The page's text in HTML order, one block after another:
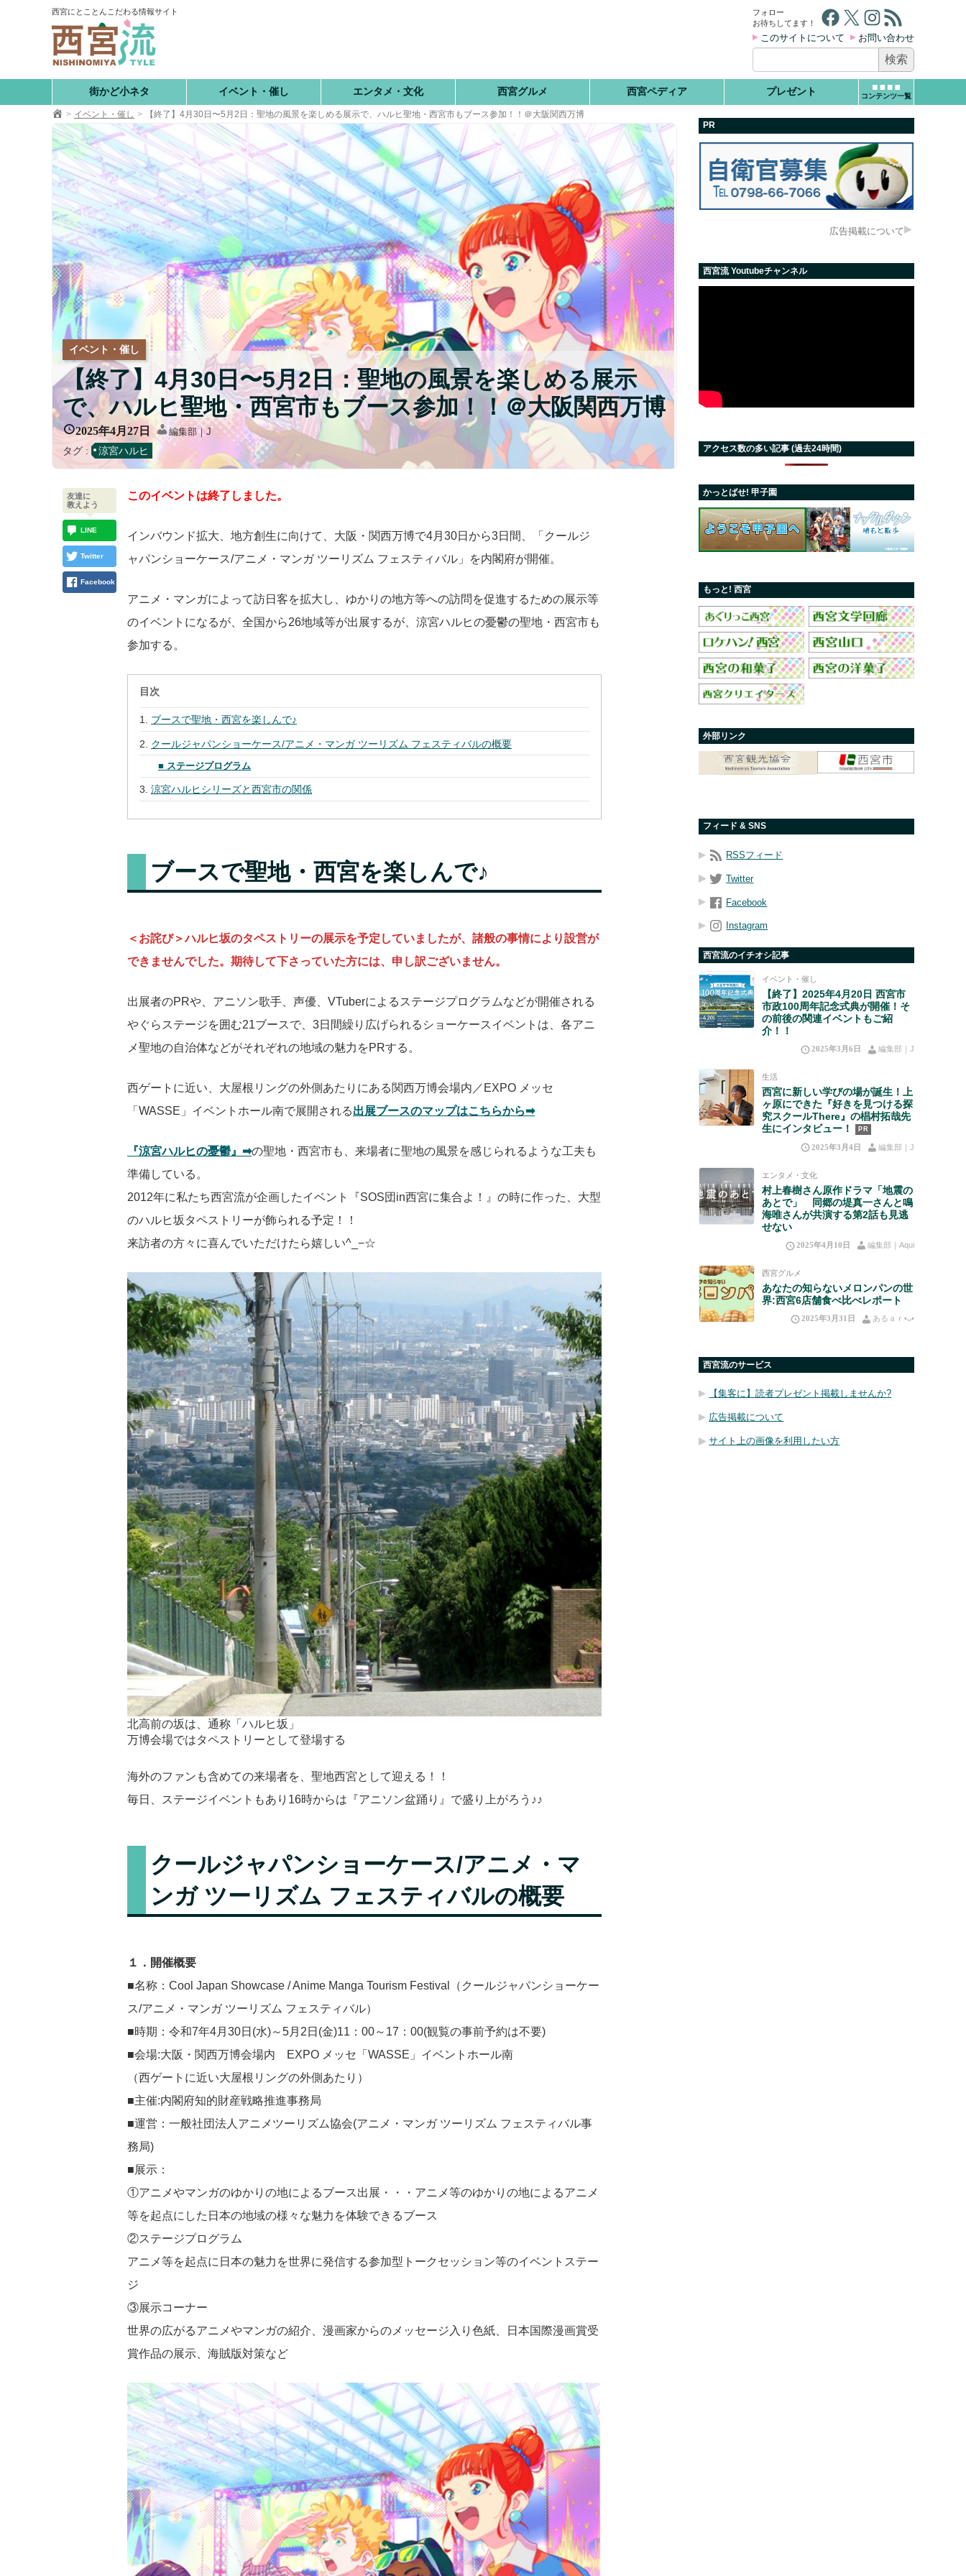
西宮にとことんこだわる情報サイト
街かど小ネタ イベント・催し エンタメ・文化 西宮グルメ 西宮ペディア プレゼント コンテンツ一覧
フォロー
お待ちしてます！
Facebook X Instagram RSS フィード
このサイトについて お問い合わせ
索:
イベント・催し 【終了】4月30日〜5月2日：聖地の風景を楽しめる展示で、ハルヒ聖地・西宮市もブース参加！！＠大阪関西万博
イベント・催し
【終了】4月30日〜5月2日：聖地の風景を楽しめる展示
で、ハルヒ聖地・西宮市もブース参加！！＠大阪関西万博
2025年4月27日 編集部｜J
タグ : 涼宮ハルヒ
このイベントは終了しました。
インバウンド拡大、地方創生に向けて、大阪・関西万博で4月30日から3日間、「クールジ
ャパンショーケース/アニメ・マンガ ツーリズム フェスティバル」を内閣府が開催。
アニメ・マンガによって訪日客を拡大し、ゆかりの地方等への訪問を促進するための展示等
のイベントになるが、全国から26地域等が出展するが、涼宮ハルヒの憂鬱の聖地・西宮市も
参加する。
目次
ブースで聖地・西宮を楽しんで♪
クールジャパンショーケース/アニメ・マンガ ツーリズム フェスティバルの概要
■ ステージプログラム
涼宮ハルヒシリーズと西宮市の関係
ブースで聖地・西宮を楽しんで♪
＜お詫び＞ハルヒ坂のタペストリーの展示を予定していましたが、諸般の事情により設営が
できませんでした。期待して下さっていた方には、申し訳ございません。
出展者のPRや、アニソン歌手、声優、VTuberによるステージプログラムなどが開催される
やぐらステージを囲む21ブースで、3日間繰り広げられるショーケースイベントは、各アニ
メ聖地の自治体などがそれぞれの地域の魅力をPRする。
西ゲートに近い、大屋根リングの外側あたりにある関西万博会場内／EXPO メッセ
「WASSE」イベントホール南で展開される出展ブースのマップはこちらから➡︎
『涼宮ハルヒの憂鬱』➡︎の聖地・西宮市も、来場者に聖地の風景を感じられるような工夫も
準備している。
2012年に私たち西宮流が企画したイベント『SOS団in西宮に集合よ！』の時に作った、大型
のハルヒ坂タペストリーが飾られる予定！！
来訪者の方々に喜んでいただけたら嬉しい^_−☆
北高前の坂は、通称「ハルヒ坂」
万博会場ではタペストリーとして登場する
海外のファンも含めての来場者を、聖地西宮として迎える！！
毎日、ステージイベントもあり16時からは『アニソン盆踊り』で盛り上がろう♪♪
クールジャパンショーケース/アニメ・マ
ンガ ツーリズム フェスティバルの概要
１．開催概要
■名称：Cool Japan Showcase / Anime Manga Tourism Festival（クールジャパンショーケー
ス/アニメ・マンガ ツーリズム フェスティバル）
■時期：令和7年4月30日(水)～5月2日(金)11：00～17：00(観覧の事前予約は不要)
■会場:大阪・関西万博会場内 EXPO メッセ「WASSE」イベントホール南
（西ゲートに近い大屋根リングの外側あたり）
■主催:内閣府知的財産戦略推進事務局
■運営：一般社団法人アニメツーリズム協会(アニメ・マンガ ツーリズム フェスティバル事
務局)
■展示：
①アニメやマンガのゆかりの地によるブース出展・・・アニメ等のゆかりの地によるアニメ
等を起点にした日本の地域の様々な魅力を体験できるブース
②ステージプログラム
アニメ等を起点に日本の魅力を世界に発信する参加型トークセッション等のイベントステー
ジ
③展示コーナー
世界の広がるアニメやマンガの紹介、漫画家からのメッセージ入り色紙、日本国際漫画賞受
賞作品の展示、海賊版対策など
友達に
教えよう
LINE
Twitter
Facebook
PR
広告掲載について
西宮流 Youtubeチャンネル
アクセス数の多い記事 (過去24時間)
かっとばせ! 甲子園
もっと! 西宮
外部リンク
フィード & SNS
RSSフィード
Twitter
Facebook
Instagram
西宮流のイチオシ記事
イベント・催し
【終了】2025年4月20日 西宮市
市政100周年記念式典が開催！そ
の前後の関連イベントもご紹
介！！
2025年3月6日 編集部｜J
生活
西宮に新しい学びの場が誕生！上
ヶ原にできた『好きを見つける探
究スクールThere』の椙村拓哉先
生にインタビュー！
PR
2025年3月4日 編集部｜J
エンタメ・文化
村上春樹さん原作ドラマ「地震の
あとで」 同郷の堤真一さんと鳴
海唯さんが共演する第2話も見逃
せない
2025年4月10日 編集部｜Aqui
西宮グルメ
あなたの知らないメロンパンの世
界:西宮6店舗食べ比べレポート
2025年3月31日 あるａｒ•⁠ᴗ⁠•⁠
西宮流のサービス
【集客に】読者プレゼント掲載しませんか?
広告掲載について
サイト上の画像を利用したい方